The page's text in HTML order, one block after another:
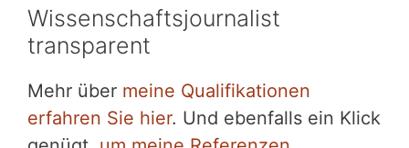
Wissenschaftsjournalist
transparent
Mehr über meine Qualifikationen
erfahren Sie hier. Und ebenfalls ein Klick